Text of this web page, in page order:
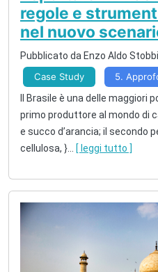
regole e
nel nuovo
Pubblicato da Enzo Aldo
Case Study
5.
Il Brasile è una delle maggiori
primo produttore al mondo di
e succo d’arancia; il secondo
cellulosa, }
[ leggi tutto ]